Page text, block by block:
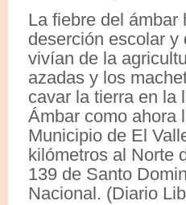
La fiebre del ámbar
deserción escolar y
vivían de la
azadas y los
cavar la tierra en la
Ámbar como ahora
Municipio de El
kilómetros al Norte
139 de Santo
Nacional. (Diario